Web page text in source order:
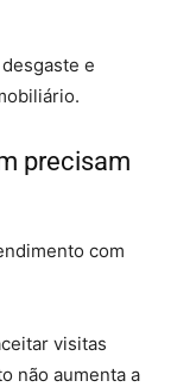
e
precisam
com
visitas
não aumenta a